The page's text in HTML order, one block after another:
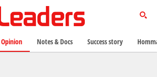
Opinion Notes & Docs Success story